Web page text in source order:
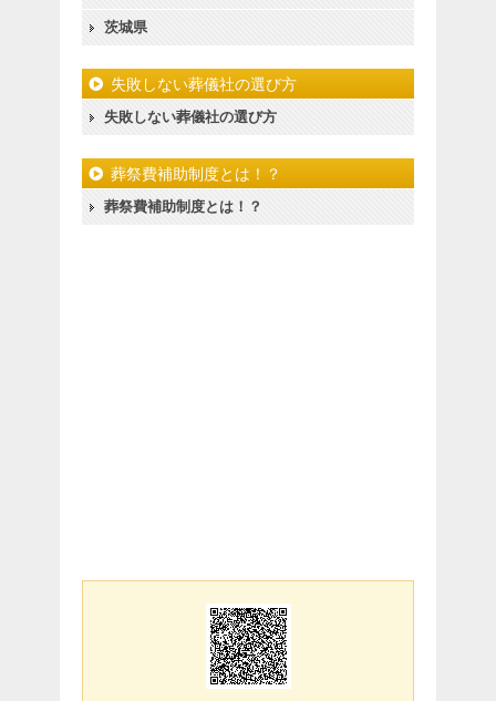
茨城県
失敗しない葬儀社の選び方
失敗しない葬儀社の選び方
葬祭費補助制度とは！？
葬祭費補助制度とは！？